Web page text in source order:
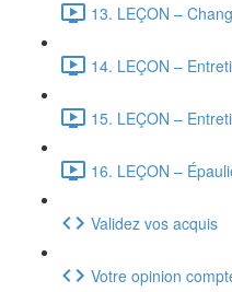
13. LEÇON –
14. LEÇON –
15. LEÇON –
16. LEÇON –
Validez vos acquis
Votre opinion